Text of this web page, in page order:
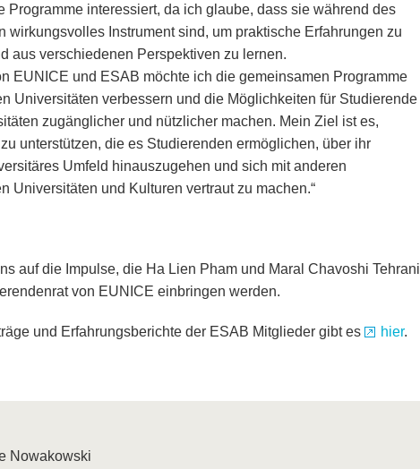
Programme interessiert, da ich glaube, dass sie während des
wirkungsvolles Instrument sind, um praktische Erfahrungen zu
aus verschiedenen Perspektiven zu lernen.
EUNICE und ESAB möchte ich die gemeinsamen Programme
Universitäten verbessern und die Möglichkeiten für Studierende
zugänglicher und nützlicher machen. Mein Ziel ist es,
unterstützen, die es Studierenden ermöglichen, über ihr
Umfeld hinauszugehen und sich mit anderen
Universitäten und Kulturen vertraut zu machen.“
auf die Impulse, die Ha Lien Pham und Maral Chavoshi Tehrani
von EUNICE einbringen werden.
und Erfahrungsberichte der ESAB Mitglieder gibt es hier.
Nowakowski